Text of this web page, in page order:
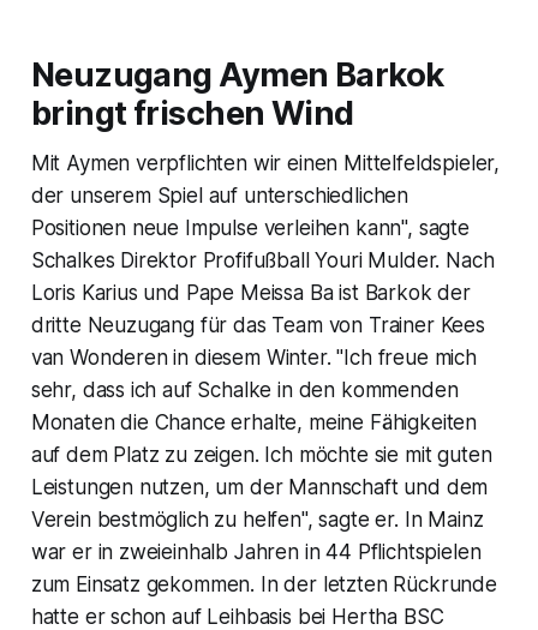
Neuzugang Aymen Barkok
bringt frischen Wind
Mit Aymen verpflichten wir einen Mittelfeldspieler,
der unserem Spiel auf unterschiedlichen
Positionen neue Impulse verleihen kann", sagte
Schalkes Direktor Profifußball Youri Mulder. Nach
Loris Karius und Pape Meissa Ba ist Barkok der
dritte Neuzugang für das Team von Trainer Kees
van Wonderen in diesem Winter. "Ich freue mich
sehr, dass ich auf Schalke in den kommenden
Monaten die Chance erhalte, meine Fähigkeiten
auf dem Platz zu zeigen. Ich möchte sie mit guten
Leistungen nutzen, um der Mannschaft und dem
Verein bestmöglich zu helfen", sagte er. In Mainz
war er in zweieinhalb Jahren in 44 Pflichtspielen
zum Einsatz gekommen. In der letzten Rückrunde
hatte er schon auf Leihbasis bei Hertha BSC